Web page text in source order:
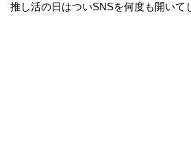
推し活の日はついSNSを何度も開いて